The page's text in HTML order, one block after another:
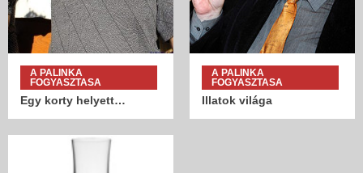
A PALINKA
FOGYASZTASA
Egy korty helyett…
A PALINKA
FOGYASZTASA
Illatok világa